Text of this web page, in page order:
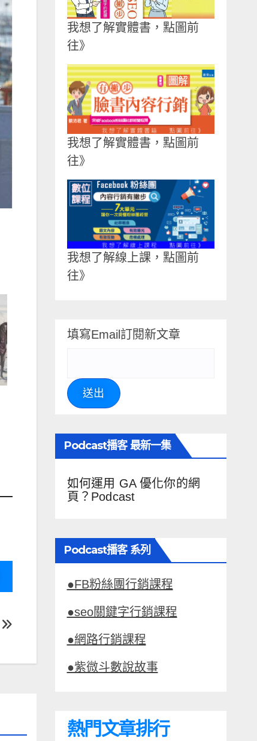
我想了解實體書，點圖前
往》
我想了解實體書，點圖前
往》
我想了解線上課，點圖前
往》
填寫Email訂閱新文章
送出
Podcast播客 最新一集
如何運用 GA 優化你的網
頁？Podcast
Podcast播客 系列
●FB粉絲團行銷課程
●seo關鍵字行銷課程
●網路行銷課程
●紫微斗數說故事
熱門文章排行